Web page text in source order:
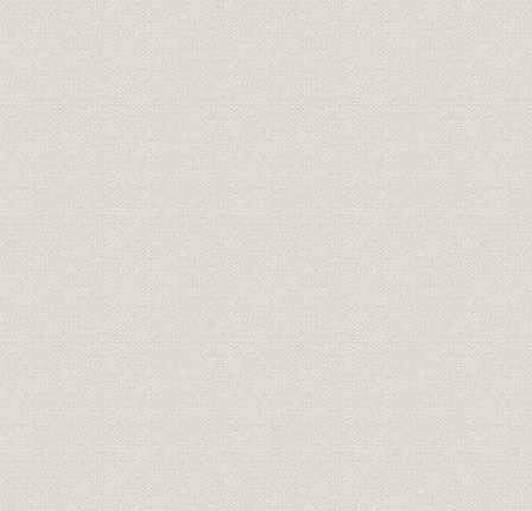
組織 組織図 平成元年7
業界;財務・業績 経済環境と当社の業績 昭和30年~